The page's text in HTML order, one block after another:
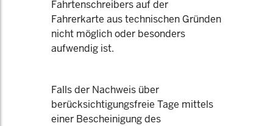
Fahrtenschreibers auf der
Fahrerkarte aus technischen Gründen
nicht möglich oder besonders
aufwendig ist.
Falls der Nachweis über
berücksichtigungsfreie Tage mittels
einer Bescheinigung des